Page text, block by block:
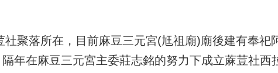
聚落所在，目前麻豆三元宮(尪祖廟)廟後建有奉祀
年在麻豆三元宮主委莊志銘的努力下成立蔴荳社西